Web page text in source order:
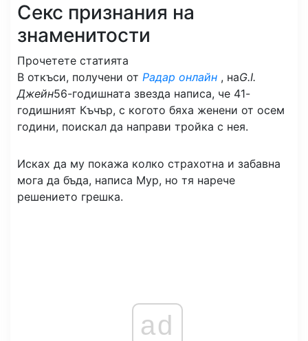
Секс признания на
знаменитости
Прочетете статията
В откъси, получени от Радар онлайн , наG.I.
Джейн56-годишната звезда написа, че 41-
годишният Къчър, с когото бяха женени от осем
години, поискал да направи тройка с нея.
Исках да му покажа колко страхотна и забавна
мога да бъда, написа Мур, но тя нарече
решението грешка.
ad